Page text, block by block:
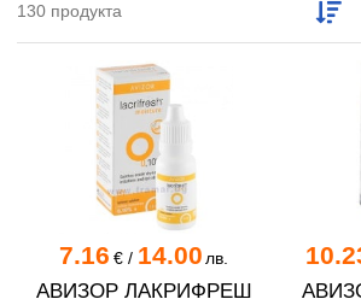
130 продукта
7.16 €/ 14.00 лв.
АВИЗОР ЛАКРИФРЕШ